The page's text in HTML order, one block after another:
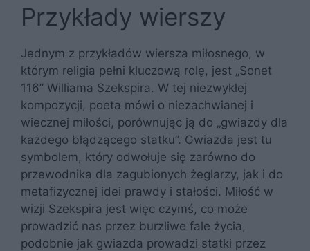
Przykłady wierszy
Jednym z przykładów wiersza miłosnego, w
którym religia pełni kluczową rolę, jest „Sonet
116” Williama Szekspira. W tej niezwykłej
kompozycji, poeta mówi o niezachwianej i
wiecznej miłości, porównując ją do „gwiazdy dla
każdego błądzącego statku”. Gwiazda jest tu
symbolem, który odwołuje się zarówno do
przewodnika dla zagubionych żeglarzy, jak i do
metafizycznej idei prawdy i stałości. Miłość w
wizji Szekspira jest więc czymś, co może
prowadzić nas przez burzliwe fale życia,
podobnie jak gwiazda prowadzi statki przez